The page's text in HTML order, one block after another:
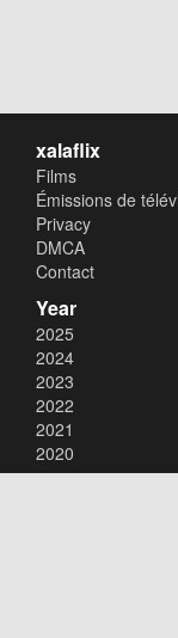
xalaflix
Films
Émissions de
Privacy
DMCA
Contact
Year
2025
2024
2023
2022
2021
2020